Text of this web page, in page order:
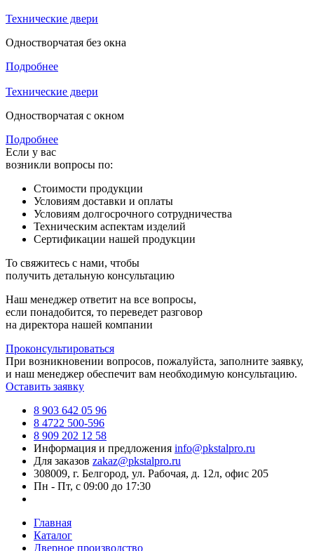
Технические двери
Одностворчатая без окна
Подробнее
Технические двери
Одностворчатая с окном
Подробнее
Если у вас
возникли вопросы по:
Cтоимости продукции
Условиям доставки и оплаты
Условиям долгосрочного сотрудничества
Техническим аспектам изделий
Сертификации нашей продукции
То свяжитесь с нами, чтобы
получить детальную консультацию
Наш менеджер ответит на все вопросы,
если понадобится, то переведет разговор
на директора нашей компании
Проконсультироваться
При возникновении вопросов, пожалуйста, заполните заявку,
и наш менеджер обеспечит вам необходимую консультацию.
Оставить заявку
8 903 642 05 96
8 4722 500-596
8 909 202 12 58
Информация и предложения info@pkstalpro.ru
Для заказов zakaz@pkstalpro.ru
308009, г. Белгород, ул. Рабочая, д. 12л, офис 205
Пн - Пт, с 09:00 до 17:30
Главная
Каталог
Дверное производство